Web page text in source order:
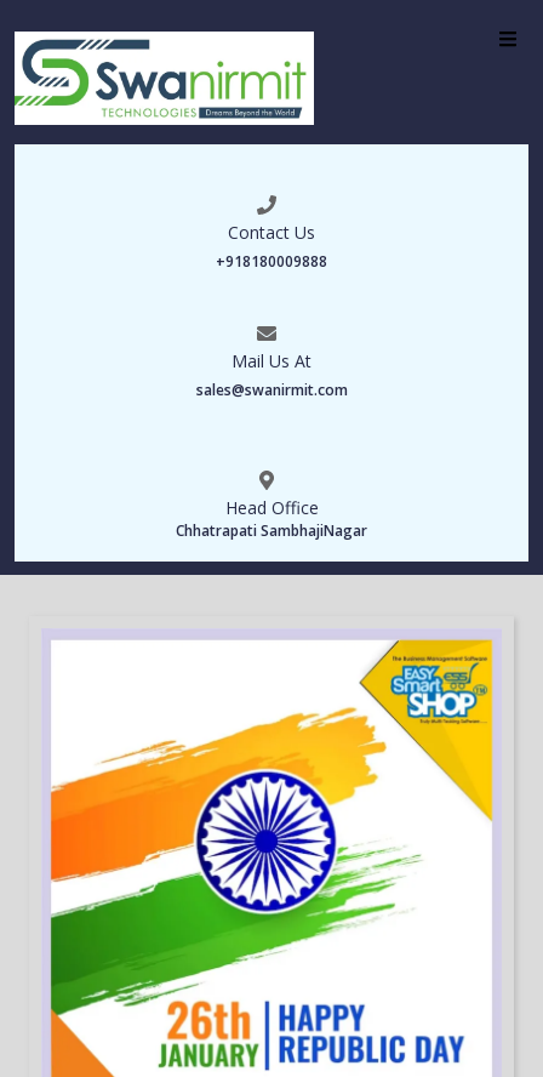
Contact Us
+918180009888
Mail Us At
sales@swanirmit.com
Head Office
Chhatrapati SambhajiNagar